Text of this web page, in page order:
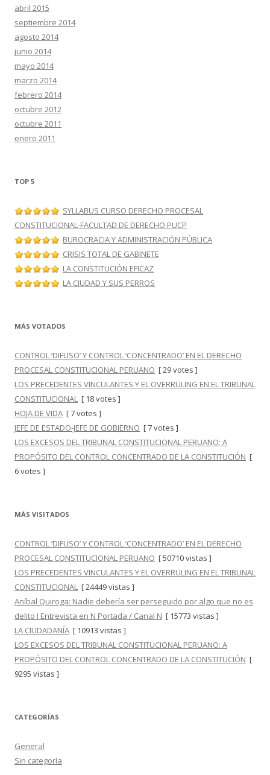
abril 2015
septiembre 2014
agosto 2014
junio 2014
mayo 2014
marzo 2014
febrero 2014
octubre 2012
octubre 2011
enero 2011
TOP 5
SYLLABUS CURSO DERECHO PROCESAL
CONSTITUCIONAL-FACULTAD DE DERECHO PUCP
BUROCRACIA Y ADMINISTRACIÓN PÚBLICA
CRISIS TOTAL DE GABINETE
LA CONSTITUCIÓN EFICAZ
LA CIUDAD Y SUS PERROS
MÁS VOTADOS
CONTROL ‘DIFUSO’ Y CONTROL ‘CONCENTRADO’ EN EL DERECHO
PROCESAL CONSTITUCIONAL PERUANO [ 29 votes ]
LOS PRECEDENTES VINCULANTES Y EL OVERRULING EN EL TRIBUNAL
CONSTITUCIONAL [ 18 votes ]
HOJA DE VIDA [ 7 votes ]
JEFE DE ESTADO-JEFE DE GOBIERNO [ 7 votes ]
LOS EXCESOS DEL TRIBUNAL CONSTITUCIONAL PERUANO: A
PROPÓSITO DEL CONTROL CONCENTRADO DE LA CONSTITUCIÓN [
6 votes ]
MÁS VISITADOS
CONTROL ‘DIFUSO’ Y CONTROL ‘CONCENTRADO’ EN EL DERECHO
PROCESAL CONSTITUCIONAL PERUANO [ 50710 vistas ]
LOS PRECEDENTES VINCULANTES Y EL OVERRULING EN EL TRIBUNAL
CONSTITUCIONAL [ 24449 vistas ]
Aníbal Quiroga: Nadie debería ser perseguido por algo que no es
delito I Entrevista en N Portada / Canal N [ 15773 vistas ]
LA CIUDADANÍA [ 10913 vistas ]
LOS EXCESOS DEL TRIBUNAL CONSTITUCIONAL PERUANO: A
PROPÓSITO DEL CONTROL CONCENTRADO DE LA CONSTITUCIÓN [
9295 vistas ]
CATEGORÍAS
General
Sin categoría